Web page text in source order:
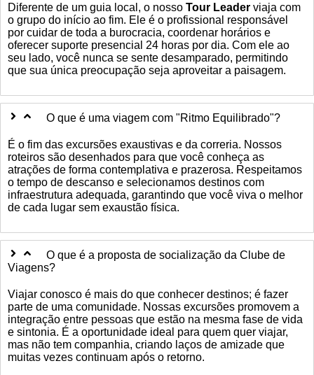
Diferente de um guia local, o nosso Tour Leader viaja com
o grupo do início ao fim. Ele é o profissional responsável
por cuidar de toda a burocracia, coordenar horários e
oferecer suporte presencial 24 horas por dia. Com ele ao
seu lado, você nunca se sente desamparado, permitindo
que sua única preocupação seja aproveitar a paisagem.
O que é uma viagem com "Ritmo Equilibrado"?
É o fim das excursões exaustivas e da correria. Nossos
roteiros são desenhados para que você conheça as
atrações de forma contemplativa e prazerosa. Respeitamos
o tempo de descanso e selecionamos destinos com
infraestrutura adequada, garantindo que você viva o melhor
de cada lugar sem exaustão física.
O que é a proposta de socialização da Clube de
Viagens?
Viajar conosco é mais do que conhecer destinos; é fazer
parte de uma comunidade. Nossas excursões promovem a
integração entre pessoas que estão na mesma fase de vida
e sintonia. É a oportunidade ideal para quem quer viajar,
mas não tem companhia, criando laços de amizade que
muitas vezes continuam após o retorno.